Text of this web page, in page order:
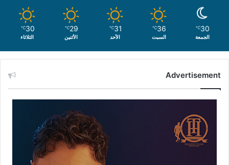
30
℃
الجمعة
36
℃
السبت
31
℃
الأحد
29
℃
الأثنين
30
℃
الثلاثاء
Advertisement